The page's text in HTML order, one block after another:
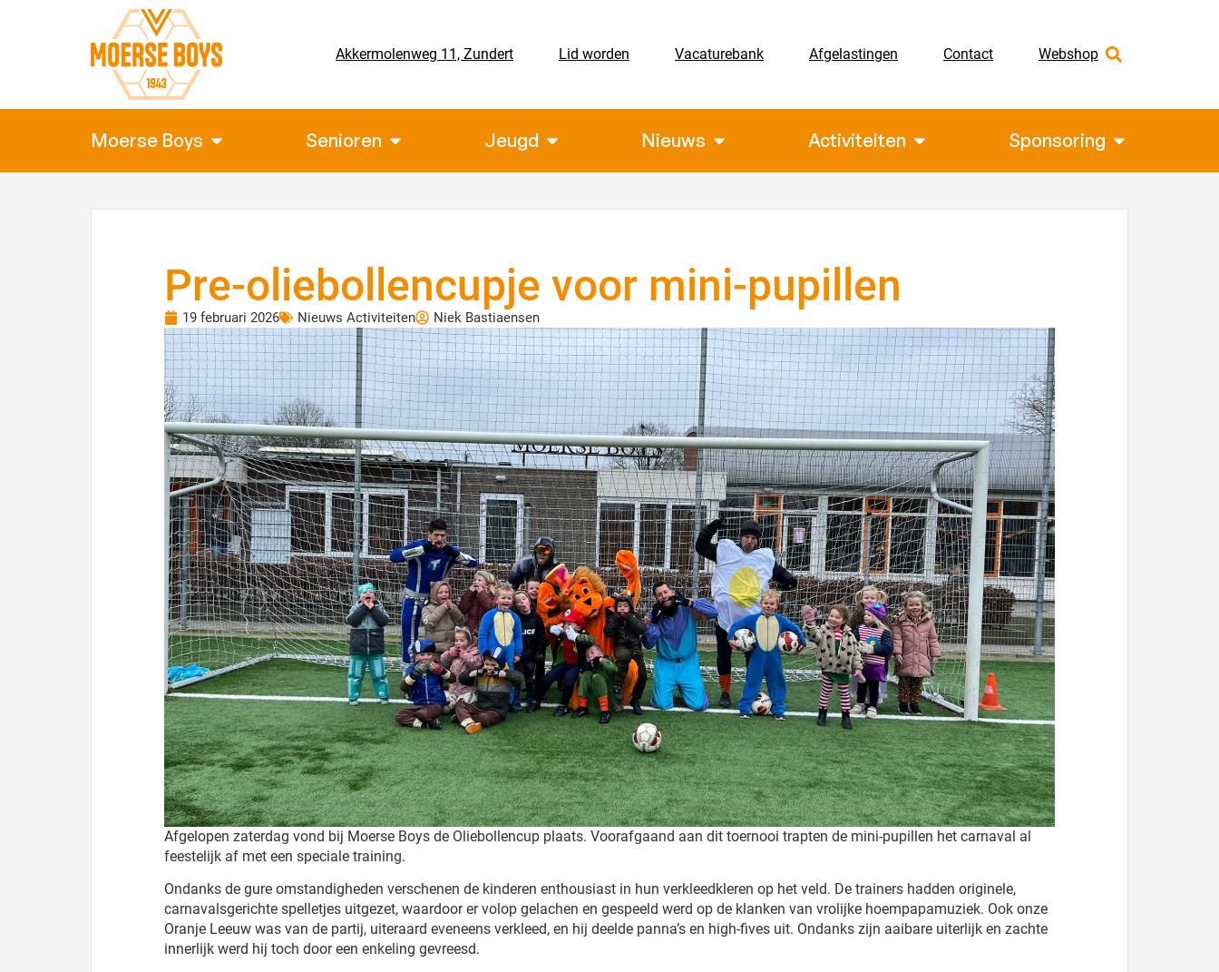
Akkermolenweg 11, Zundert Lid worden Vacaturebank Afgelastingen Contact Webshop
Moerse Boys Senioren Jeugd Nieuws Activiteiten Sponsoring
Pre-oliebollencupje voor mini-pupillen
19 februari 2026 Nieuws Activiteiten Niek Bastiaensen
Afgelopen zaterdag vond bij Moerse Boys de Oliebollencup plaats. Voorafgaand aan dit toernooi trapten de mini-pupillen het carnaval al
feestelijk af met een speciale training.
Ondanks de gure omstandigheden verschenen de kinderen enthousiast in hun verkleedkleren op het veld. De trainers hadden originele,
carnavalsgerichte spelletjes uitgezet, waardoor er volop gelachen en gespeeld werd op de klanken van vrolijke hoempapamuziek. Ook onze
Oranje Leeuw was van de partij, uiteraard eveneens verkleed, en hij deelde panna’s en high-fives uit. Ondanks zijn aaibare uiterlijk en zachte
innerlijk werd hij toch door een enkeling gevreesd.